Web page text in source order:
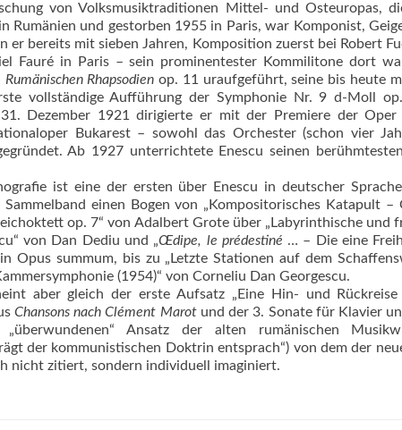
von Volksmusiktraditionen Mittel- und Osteuropas,
Rumänien und gestorben 1955 in Paris, war Komponist,
er bereits mit sieben Jahren, Komposition zuerst bei Robert
Fauré in Paris – sein prominentester Kommilitone dort
Rumänischen Rhapsodien op. 11 uraufgeführt, seine bis heute
vollständige Aufführung der Symphonie Nr. 9 d-Moll
Dezember 1921 dirigierte er mit der Premiere der Oper
Bukarest – sowohl das Orchester (schon vier
Ab 1927 unterrichtete Enescu seinen
ist eine der ersten über Enescu in deutscher
einen Bogen von „Kompositorisches Katapult –
op. 7“ von Adalbert Grote über „Labyrinthische und
von Dan Dediu und „Œdipe, le prédestiné … – Die eine
Opus summum, bis zu „Letzte Stationen auf dem
(1954)“ von Corneliu Dan Georgescu.
aber gleich der erste Aufsatz „Eine Hin- und Rückreise
Chansons nach Clément Marotund der 3. Sonate für Klavier
Ansatz der alten rumänischen
der kommunistischen Doktrin entsprach“) von dem der
nicht zitiert, sondern individuell imaginiert.